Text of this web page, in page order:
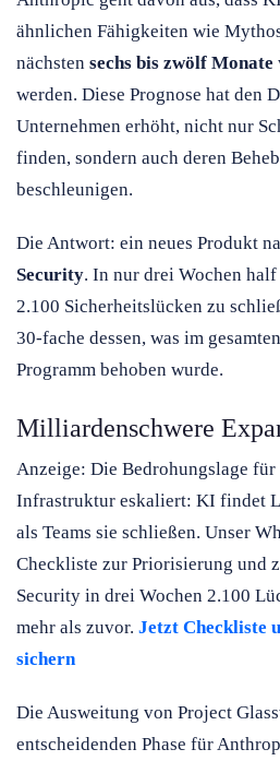
ähnlichen Fähigkeiten wie
nächsten sechs bis zwölf Monate
werden. Diese Prognose hat den
Unternehmen erhöht, nicht nur
finden, sondern auch deren
beschleunigen.
Die Antwort: ein neues Produkt
Security. In nur drei Wochen half
2.100 Sicherheitslücken zu
30-fache dessen, was im
Programm behoben wurde.
Milliardenschwere
Anzeige: Die Bedrohungslage
Infrastruktur eskaliert: KI findet
als Teams sie schließen. Unser
Checkliste zur Priorisierung und
Security in drei Wochen 2.100
mehr als zuvor. Jetzt Checkliste
sichern
Die Ausweitung von Project
entscheidenden Phase für